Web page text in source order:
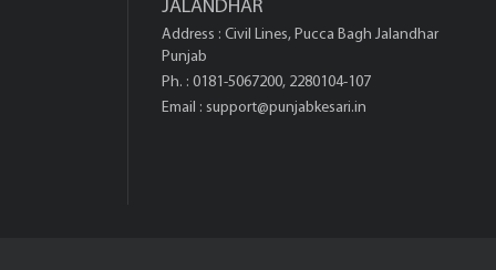
JALANDHAR
Address : Civil Lines, Pucca Bagh Jalandhar
Punjab
Ph. : 0181-5067200, 2280104-107
Email : support@punjabkesari.in